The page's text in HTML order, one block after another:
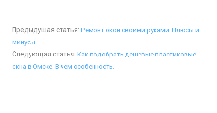
Предыдущая статья: Ремонт окон своими руками. Плюсы и
минусы.
Следующая статья: Как подобрать дешевые пластиковые
окна в Омске. В чем особенность.